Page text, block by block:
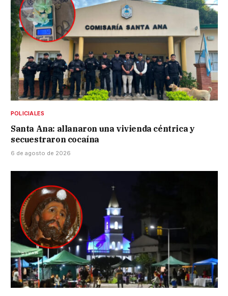
POLICIALES
Santa Ana: allanaron una vivienda céntrica y
secuestraron cocaína
6 de agosto de 2026